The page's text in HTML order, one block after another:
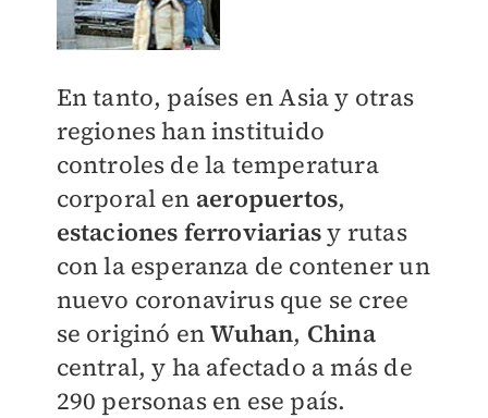
En tanto, países en Asia y otras
regiones han instituido
controles de la temperatura
corporal en aeropuertos,
estaciones ferroviariasy rutas
con la esperanza de contener un
nuevo coronavirus que se cree
se originó enWuhan, China
central, y ha afectado a más de
290 personas en ese país.